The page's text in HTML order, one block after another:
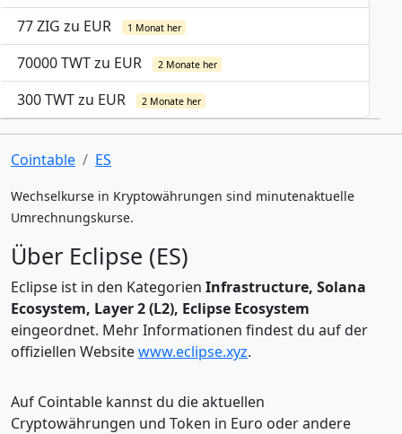
77 ZIG zu EUR 1 Monat her
70000 TWT zu EUR 2 Monate her
300 TWT zu EUR 2 Monate her
Cointable ES
Wechselkurse in Kryptowährungen sind minutenaktuelle
Umrechnungskurse.
Über Eclipse (ES)
Eclipse ist in den Kategorien Infrastructure, Solana
Ecosystem, Layer 2 (L2), Eclipse Ecosystem
eingeordnet. Mehr Informationen findest du auf der
offiziellen Websitewww.eclipse.xyz.
Auf Cointable kannst du die aktuellen
Cryptowährungen und Token in Euro oder andere